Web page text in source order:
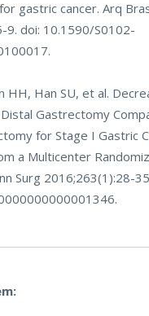
gastric cancer. Arq
9. doi: 10.1590/S0102-
HH, Han SU, et al.
Gastrectomy
for Stage I Gastric
a Multicenter
Surg 2016;263(1):28-